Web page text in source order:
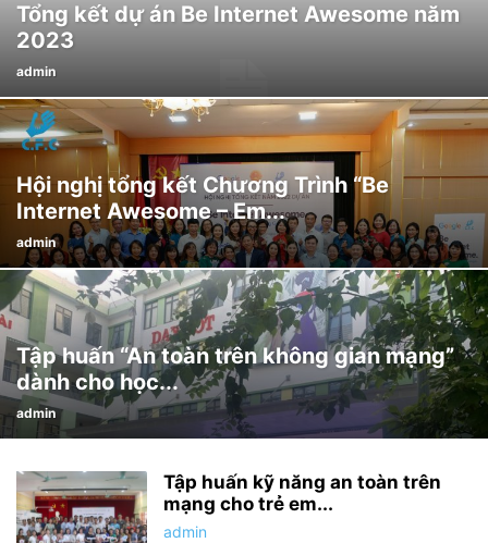
Tổng kết dự án Be Internet Awesome năm
2023
admin
Hội nghị tổng kết Chương Trình “Be
Internet Awesome – Em...
admin
Tập huấn “An toàn trên không gian mạng”
dành cho học...
admin
Tập huấn kỹ năng an toàn trên
mạng cho trẻ em...
admin